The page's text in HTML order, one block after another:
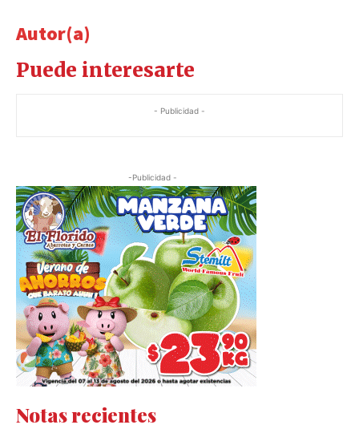
Autor(a)
Puede interesarte
- Publicidad -
-Publicidad -
Notas recientes